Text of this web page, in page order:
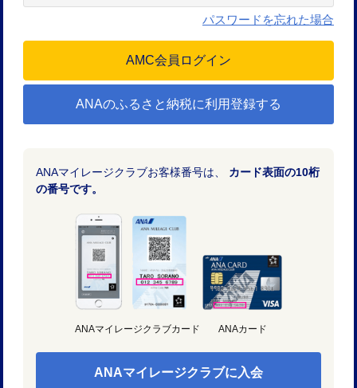
パスワードを忘れた場合
ANAのふるさと納税に利用登録する
ANAマイレージクラブお客様番号は、 カード表面の10桁
の番号です。
ANAマイレージクラブカード ANAカード
ANAマイレージクラブに入会